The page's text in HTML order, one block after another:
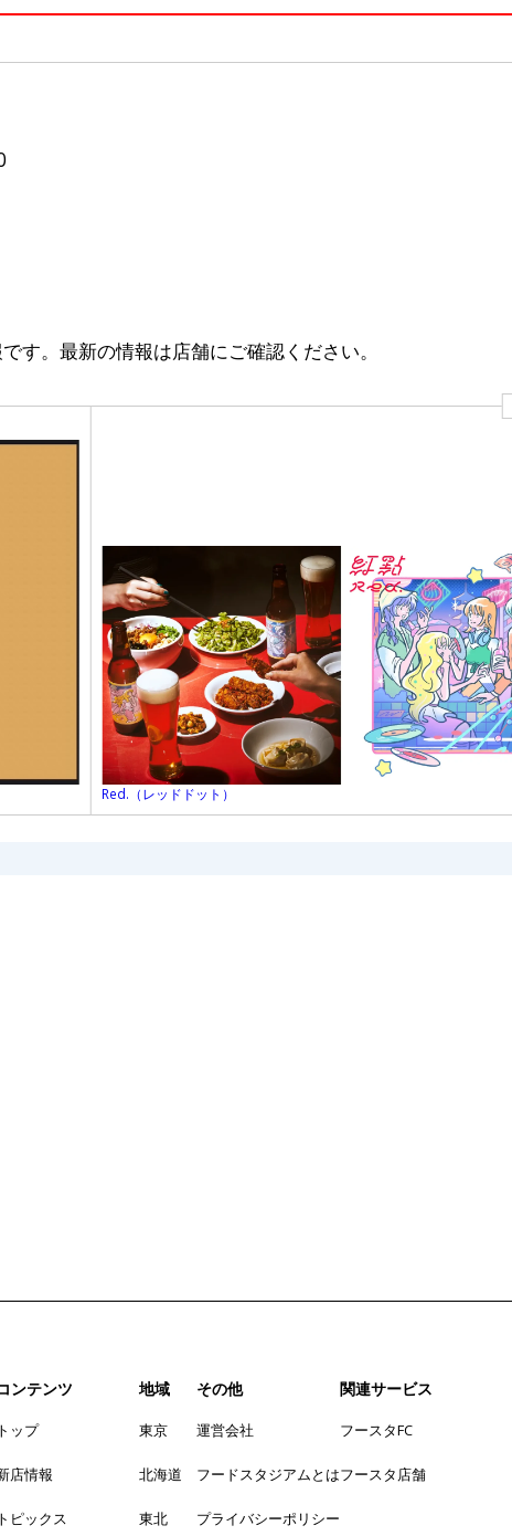
。最新の情報は店舗にご確認ください。
Red.（レッドドット）
ンテンツ
トップ
店情報
トピックス
地域
東京
北海道
東北
その他
運営会社
フードスタジアムとは
プライバシーポリシー
関連サービス
フースタFC
フースタ店舗